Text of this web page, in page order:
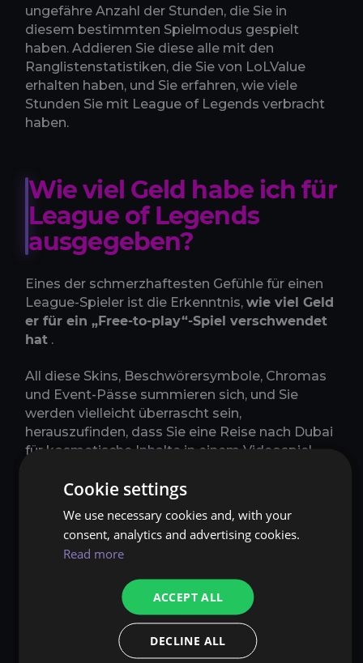
ungefähre Anzahl der Stunden, die Sie in
diesem bestimmten Spielmodus gespielt
haben. Addieren Sie diese alle mit den
Ranglistenstatistiken, die Sie von LoLValue
erhalten haben, und Sie erfahren, wie viele
Stunden Sie mit League of Legends verbracht
haben.
Wie viel Geld habe ich für
League of Legends
ausgegeben?
Eines der schmerzhaftesten Gefühle für einen
League-Spieler ist die Erkenntnis, wie viel Geld
er für ein „Free-to-play“-Spiel verschwendet
hat .
All diese Skins, Beschwörersymbole, Chromas
und Event-Pässe summieren sich, und Sie
werden vielleicht überrascht sein,
herauszufinden, dass Sie eine Reise nach Dubai
für kosmetische Inhalte in einem Videospiel
Methoden, um herauszufinden, wie viel Geld Sie
in League of Legends ausgegeben haben
VERWENDEN SIE DIE
OFFIZIELLE
BROWSERANWENDUNG VON
RIOT GAMES
Im Jahr 2019 hat Riot Games eine offizielle
Cookie settings
We use necessary cookies and, with your
consent, analytics and advertising cookies.
Read more
ACCEPT ALL
DECLINE ALL